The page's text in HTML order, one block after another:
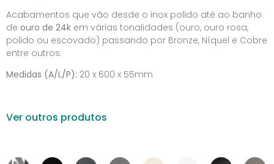
Acabamentos que vão desde o inox polido até ao banho
de ouro de 24k em várias tonalidades (ouro, ouro rosa,
polido ou escovado) passando por Bronze, Níquel e Cobre
entre outros.
Medidas (A/L/P): 20 x 600 x 55mm
Ver outros produtos